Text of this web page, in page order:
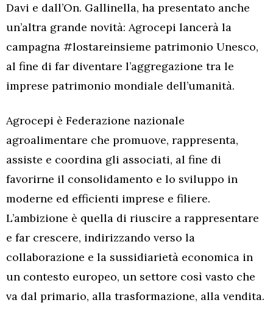
Davi e dall’On. Gallinella, ha presentato anche
un’altra grande novità: Agrocepi lancerà la
campagna #lostareinsieme patrimonio Unesco,
al fine di far diventare l’aggregazione tra le
imprese patrimonio mondiale dell’umanità.
Agrocepi è Federazione nazionale
agroalimentare che promuove, rappresenta,
assiste e coordina gli associati, al fine di
favorirne il consolidamento e lo sviluppo in
moderne ed efficienti imprese e filiere.
L’ambizione è quella di riuscire a rappresentare
e far crescere, indirizzando verso la
collaborazione e la sussidiarietà economica in
un contesto europeo, un settore così vasto che
va dal primario, alla trasformazione, alla vendita.